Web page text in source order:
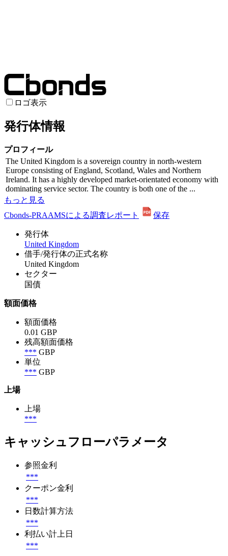
ロゴ表示
発行体情報
プロフィール
The United Kingdom is a sovereign country in north-western
Europe consisting of England, Scotland, Wales and Northern
Ireland. It has a highly developed market-orientated economy with
dominating service sector. The country is both one of the ...
もっと見る
Cbonds-PRAAMSによる調査レポート
保存
発行体
United Kingdom
借手/発行体の正式名称
United Kingdom
セクター
国債
額面価格
額面価格
0.01 GBP
残高額面価格
*** GBP
単位
*** GBP
上場
上場
***
キャッシュフローパラメータ
参照金利
***
クーポン金利
***
日数計算方法
***
利払い計上日
***